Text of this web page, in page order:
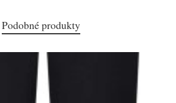
Podobné produkty